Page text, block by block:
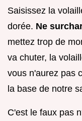
Saisissez la
dorée. Ne
mettez trop de
va chuter, la
vous n'aurez pas
la base de notre
C'est le faux pas